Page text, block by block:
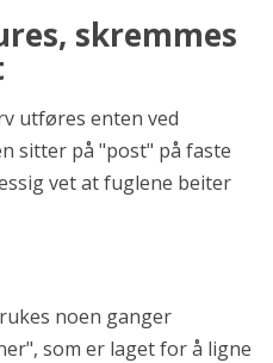
skremmes
utføres enten ved
sitter på "post" på faste
vet at fuglene beiter
noen ganger
som er laget for å ligne